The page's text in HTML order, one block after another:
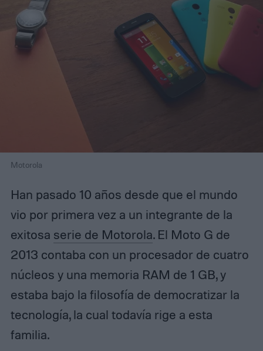
Motorola
Han pasado 10 años desde que el mundo
vio por primera vez a un integrante de la
exitosa serie de Motorola. El Moto G de
2013 contaba con un procesador de cuatro
núcleos y una memoria RAM de 1 GB, y
estaba bajo la filosofía de democratizar la
tecnología, la cual todavía rige a esta
familia.